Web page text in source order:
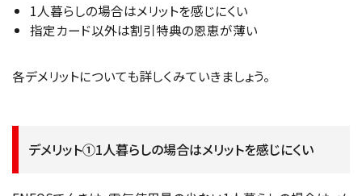
1人暮らしの場合はメリットを感じにくい
指定カード以外は割引特典の恩恵が薄い
各デメリットについても詳しくみていきましょう。
デメリット①1人暮らしの場合はメリットを感じにくい